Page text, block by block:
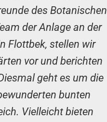
des Botanischen
der Anlage an der
Flottbek, stellen wir
vor und berichten
geht es um die
bunten
Vielleicht bieten